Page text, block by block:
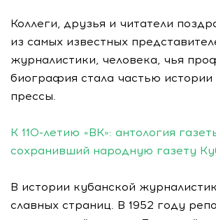
Коллеги, друзья и читатели
из самых известных
журналистики, человека, чья
биография стала частью истории
прессы.
К 110-летию «ВК»: антология
сохранивший народную газету
В истории кубанской
славных страниц. В 1952 году